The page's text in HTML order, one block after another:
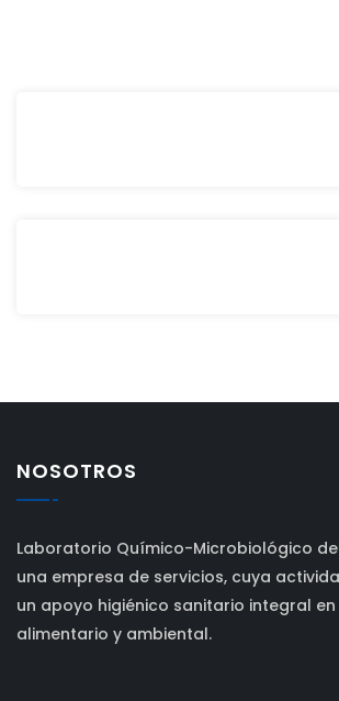
NOSOTROS
Laboratorio Químico-Microbiológico
una empresa de servicios, cuya
un apoyo higiénico sanitario integral
alimentario y ambiental.